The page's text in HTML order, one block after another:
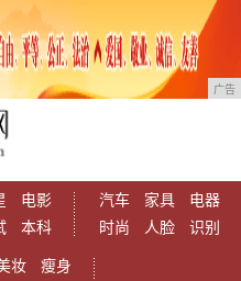
广告
电影
本科
汽车 家具
电器
时尚
人脸 识别
妆
瘦身